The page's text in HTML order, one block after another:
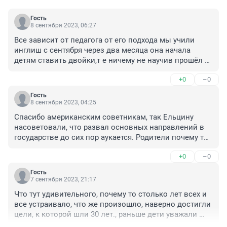
Гость
8 сентября 2023, 06:27
Все зависит от педагога от его подхода мы учили
инглиш с сентября через два месяца она начала
детям ставить двойки,т е ничему не научив прошёл
подумайте может педагог каждому из 30 объяснить
как решать уравнение или ещё какое то задание
нет,поэтому конечно не понятно когда они набирают
некоторые
+0 –0
Гость
8 сентября 2023, 04:25
Спасибо американским советникам, так Ельцину
насоветовали, что развал основных направлений в
государстве до сих пор аукается. Родители почему то
воспитания,последнее время все контролирующие
инстанции взяли за моду винить во всем учителя. В
августе ребенок совершил правонарушение, а
чувствуют свою безнаказанность, большинство
учебники не открывают, домашнее задание - пустой
звук, есть такие ученики, кто не смотря ни на что,
+0 –0
Гость
7 сентября 2023, 21:17
Что тут удивительного, почему то столько лет всех и
все устраивало, что же произошло, наверно достигли
цели, к которой шли 30 лет., раньше дети уважали